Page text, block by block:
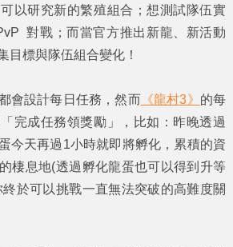
以研究新的繁殖組合；想測試隊伍實
對戰；而當官方推出新龍、新活動
目標與隊伍組合變化！
會設計每日任務，然而 《龍村3》 的每
完成任務領獎勵」，比如：昨晚透過
今天再過1小時就即將孵化，累積的資
棲息地(透過孵化龍蛋也可以得到升等
於可以挑戰一直無法突破的高難度關